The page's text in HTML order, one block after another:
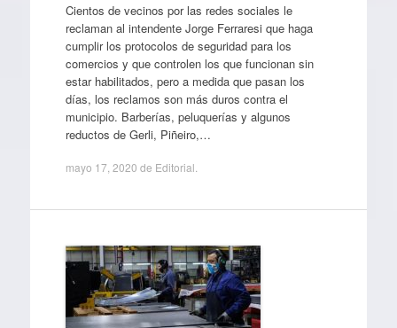
Cientos de vecinos por las redes sociales le
reclaman al intendente Jorge Ferraresi que haga
cumplir los protocolos de seguridad para los
comercios y que controlen los que funcionan sin
estar habilitados, pero a medida que pasan los
días, los reclamos son más duros contra el
municipio. Barberías, peluquerías y algunos
reductos de Gerli, Piñeiro,…
mayo 17, 2020 de Editorial